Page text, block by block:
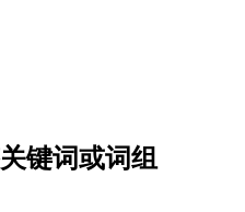
键词或词组